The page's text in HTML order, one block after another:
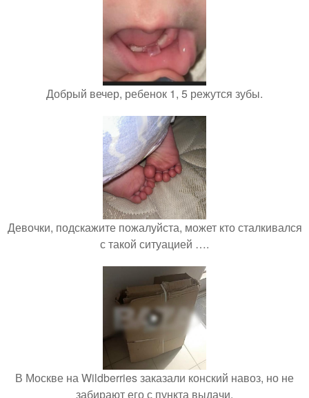
Добрый вечер, ребенок 1, 5 режутся зубы.
Девочки, подскажите пожалуйста, может кто сталкивался
с такой ситуацией ….
В Москве на Wildberries заказали конский навоз, но не
забирают его с пункта выдачи.